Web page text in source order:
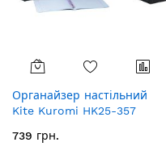
Органайзер настільний
Kite Kuromi HK25-357
739 грн.